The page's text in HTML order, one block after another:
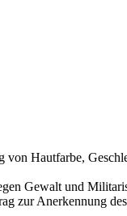
von Hautfarbe,
Gewalt und
zur Anerkennung